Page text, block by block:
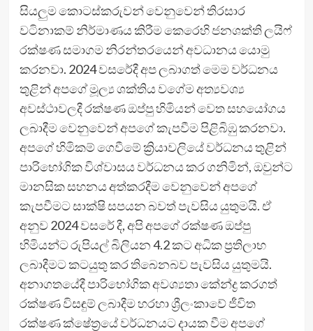
සියලුම කොටස්කරුවන් වෙනුවෙන් තිරසාර
වටිනාකම් නිර්මාණය කිරීම කෙරෙහි ජනශක්ති ලයිෆ්
රක්ෂණ සමාගම නිරන්තරයෙන් අවධානය යොමු
කරනවා. 2024 වසරේදී අප ලබාගත් මෙම වර්ධනය
තුළින් අපගේ මූල්‍ය ශක්තිය වගේම අත්‍යවශ්‍ය
අවස්ථාවලදී රක්ෂණ ඔප්පු හිමියන් වෙත සහයෝගය
ලබාදීම වෙනුවෙන් අපගේ කැපවීම පිළිබිඹු කරනවා.
අපගේ හිමිකම් ගෙවීමේ ක්‍රියාවලියේ වර්ධනය තුළින්
පාරිභෝගික විශ්වාසය වර්ධනය කර ගනිමින්, ඔවුන්ට
මානසික සහනය අත්කරදීම වෙනුවෙන් අපගේ
කැපවීමට සාක්ෂි සපයන බවත් පැවසිය යුතුමයි. ඒ
අනුව 2024 වසරේ දී, අපි අපගේ රක්ෂණ ඔප්පු
හිමියන්ට රුපියල් බිලියන 4.2 කට අධික ප්‍රතිලාභ
ලබාදීමට කටයුතු කර තිබෙනබව පැවසිය යුතුමයි.
අනාගතයේදී පාරිභෝගික අවශ්‍යතා කේන්ද්‍ර කරගත්
රක්ෂණ විසඳුම් ලබාදීම හරහා ශ්‍රීලංකාවේ ජීවිත
රක්ෂණ ක්ෂේත්‍රයේ වර්ධනයට දායක වීම අපගේ